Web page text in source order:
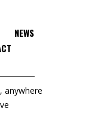
NEWS
anywhere